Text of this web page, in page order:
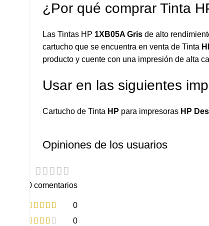
¿Por qué comprar Tinta
Las Tintas HP 1XB05A Gris de alto
cartucho que se encuentra en venta de Tinta
producto y cuente con una impresión de alta
Usar en las siguientes
Cartucho de Tinta HP para impresoras HP
Opiniones de los usuarios
0 comentarios
0
0